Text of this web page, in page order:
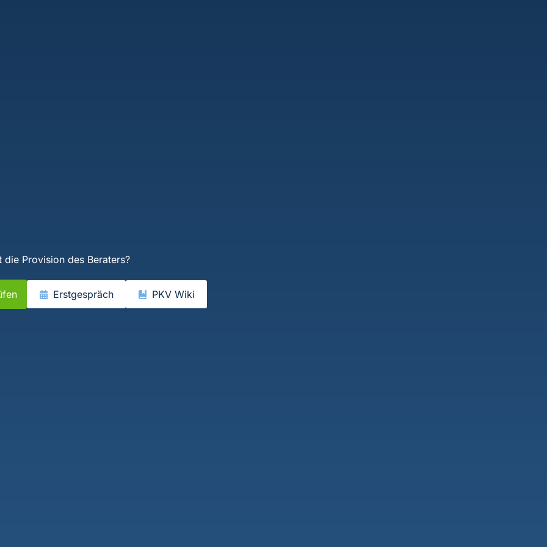
die Provision des Beraters?
Erstgespräch PKV Wiki